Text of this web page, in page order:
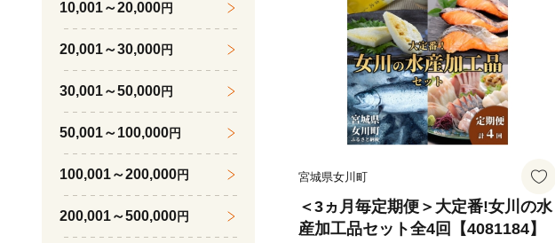
宮城県女川町
＜3ヵ月毎定期便＞大定番!女川の水
産加工品セット全4回【4081184】
10,001～20,000円
20,001～30,000円
30,001～50,000円
50,001～100,000円
100,001～200,000円
200,001～500,000円